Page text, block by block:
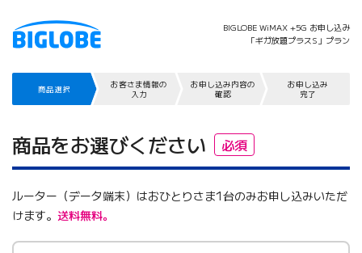
BIGLOBE WiMAX +5G お申し込み
「ギガ放題プラスS」プラン
商品選択
お客さま情報の
入力
お申し込み内容の
確認
お申し込み
完了
商品をお選びください 必須
ルーター（データ端末）はおひとりさま1台のみお申し込みいただ
けます。 送料無料。